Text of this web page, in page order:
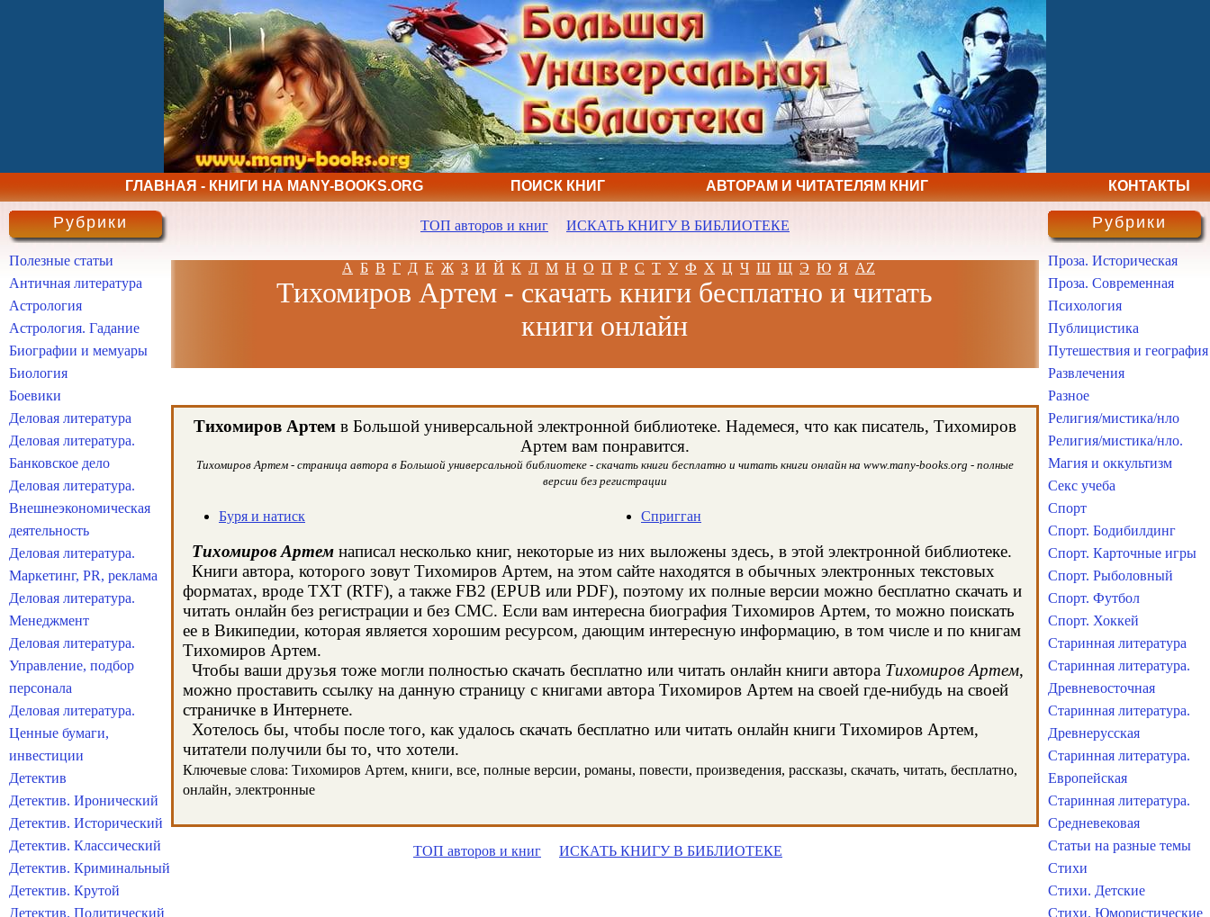
ГЛАВНАЯ - КНИГИ НА MANY-BOOKS.ORG ПОИСК КНИГ АВТОРАМ И ЧИТАТЕЛЯМ КНИГ КОНТАКТЫ
ТОП авторов и книг ИСКАТЬ КНИГУ В БИБЛИОТЕКЕ
А Б В Г Д Е Ж З И Й К Л М Н О П Р С Т У Ф Х Ц Ч Ш Щ Э Ю Я AZ
Тихомиров Артем - скачать книги бесплатно и читать
книги онлайн
Тихомиров Артем в Большой универсальной электронной библиотеке. Надемеся, что как писатель, Тихомиров
Артем вам понравится.
Тихомиров Артем - страница автора в Большой универсальной библиотеке - скачать книги бесплатно и читать книги онлайн на www.many-books.org - полные
версии без регистрации
Буря и натиск Спригган
Тихомиров Артем написал несколько книг, некоторые из них выложены здесь, в этой электронной библиотеке.
Книги автора, которого зовут Тихомиров Артем, на этом сайте находятся в обычных электронных текстовых
форматах, вроде TXT (RTF), а также FB2 (EPUB или PDF), поэтому их полные версии можно бесплатно скачать и
читать онлайн без регистрации и без СМС. Если вам интересна биография Тихомиров Артем, то можно поискать
ее в Википедии, которая является хорошим ресурсом, дающим интересную информацию, в том числе и по книгам
Тихомиров Артем.
Чтобы ваши друзья тоже могли полностью скачать бесплатно или читать онлайн книги автора Тихомиров Артем,
можно проставить ссылку на данную страницу с книгами автора Тихомиров Артем на своей где-нибудь на своей
страничке в Интернете.
Хотелось бы, чтобы после того, как удалось скачать бесплатно или читать онлайн книги Тихомиров Артем,
читатели получили бы то, что хотели.
Ключевые слова: Тихомиров Артем, книги, все, полные версии, романы, повести, произведения, рассказы, скачать, читать, бесплатно,
онлайн, электронные
ТОП авторов и книг ИСКАТЬ КНИГУ В БИБЛИОТЕКЕ
Рубрики
Полезные статьи
Античная литература
Астрология
Астрология. Гадание
Биографии и мемуары
Биология
Боевики
Деловая литература
Деловая литература.
Банковское дело
Деловая литература.
Внешнеэкономическая
деятельность
Деловая литература.
Маркетинг, PR, реклама
Деловая литература.
Менеджмент
Деловая литература.
Управление, подбор
персонала
Деловая литература.
Ценные бумаги,
инвестиции
Детектив
Детектив. Иронический
Детектив. Исторический
Детектив. Классический
Детектив. Криминальный
Детектив. Крутой
Детектив. Политический
Рубрики
Проза. Историческая
Проза. Современная
Психология
Публицистика
Путешествия и география
Развлечения
Разное
Религия/мистика/нло
Религия/мистика/нло.
Магия и оккультизм
Секс учеба
Спорт
Спорт. Бодибилдинг
Спорт. Карточные игры
Спорт. Рыболовный
Спорт. Футбол
Спорт. Хоккей
Старинная литература
Старинная литература.
Древневосточная
Старинная литература.
Древнерусская
Старинная литература.
Европейская
Старинная литература.
Средневековая
Статьи на разные темы
Стихи
Стихи. Детские
Стихи. Юмористические